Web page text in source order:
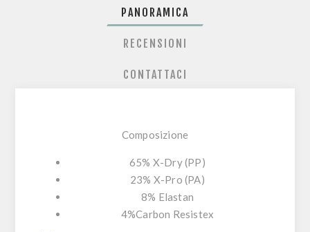
PANORAMICA
RECENSIONI
CONTATTACI
Composizione
65% X-Dry (PP)
23% X-Pro (PA)
8% Elastan
4%Carbon Resistex